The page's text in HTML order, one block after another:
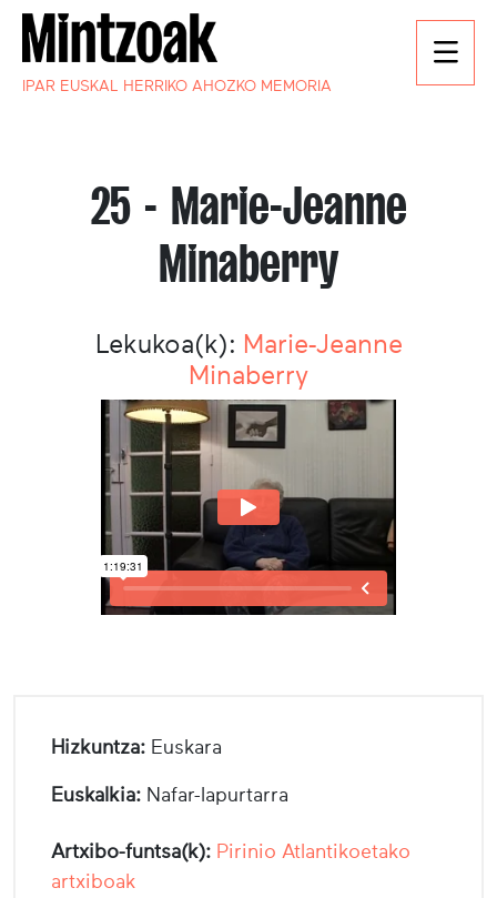
IPAR EUSKAL HERRIKO AHOZKO MEMORIA
25 - Marie-Jeanne
Minaberry
Lekukoa(k): Marie-Jeanne
Minaberry
Hizkuntza: Euskara
Euskalkia: Nafar-lapurtarra
Artxibo-funtsa(k): Pirinio Atlantikoetako
artxiboak